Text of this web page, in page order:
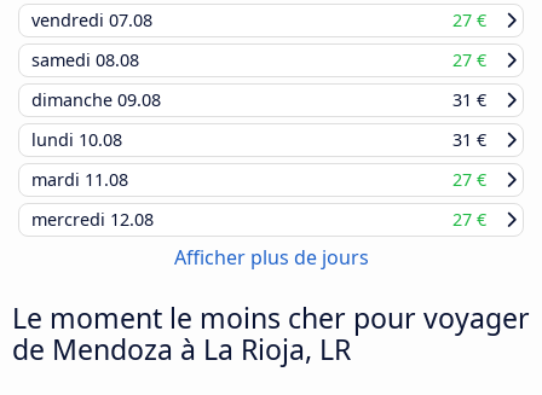
vendredi 07.08
27 €
samedi 08.08
27 €
dimanche 09.08
31 €
lundi 10.08
31 €
mardi 11.08
27 €
mercredi 12.08 27 €
Afficher plus de jours
Le moment le moins cher pour voyager
de Mendoza à La Rioja, LR